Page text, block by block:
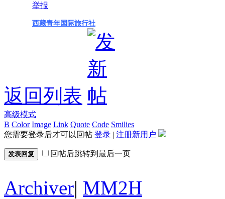
举报
西藏青年国际旅行社
返回列表
高级模式
B Color Image Link Quote Code Smilies
您需要登录后才可以回帖 登录 | 注册新用户
发表回复 回帖后跳转到最后一页
Archiver| MM2H